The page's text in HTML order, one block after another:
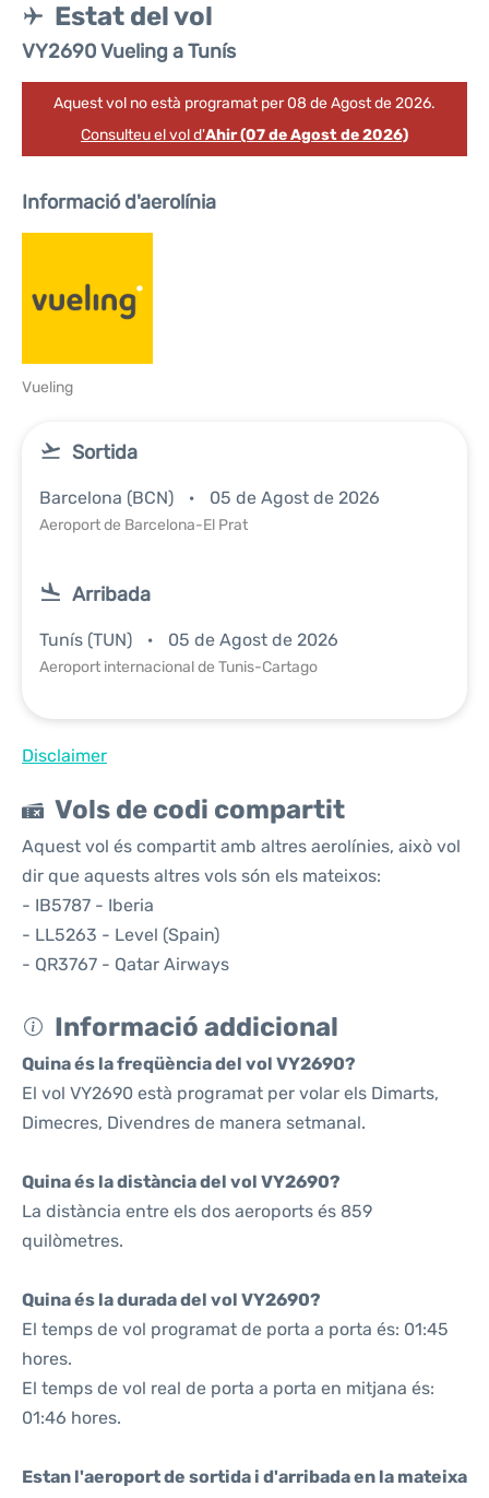
Estat del vol
VY2690 Vueling a Tunís
Aquest vol no està programat per 08 de Agost de 2026.
Consulteu el vol d'Ahir (07 de Agost de 2026)
Informació d'aerolínia
Vueling
Sortida
Barcelona (BCN) 05 de Agost de 2026
Aeroport de Barcelona-El Prat
Arribada
Tunís (TUN) 05 de Agost de 2026
Aeroport internacional de Tunis-Cartago
Disclaimer
Vols de codi compartit
Aquest vol és compartit amb altres aerolínies, això vol
dir que aquests altres vols són els mateixos:
- IB5787 - Iberia
- LL5263 - Level (Spain)
- QR3767 - Qatar Airways
Informació addicional
Quina és la freqüència del vol VY2690?
El vol VY2690 està programat per volar els Dimarts,
Dimecres, Divendres de manera setmanal.
Quina és la distància del vol VY2690?
La distància entre els dos aeroports és 859
quilòmetres.
Quina és la durada del vol VY2690?
El temps de vol programat de porta a porta és: 01:45
hores.
El temps de vol real de porta a porta en mitjana és:
01:46 hores.
Estan l'aeroport de sortida i d'arribada en la mateixa